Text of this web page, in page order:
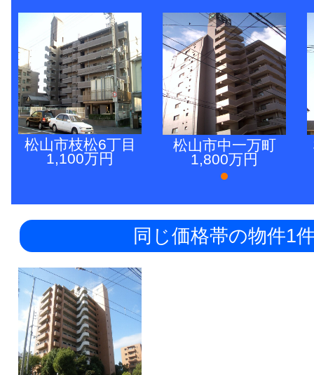
松山市枝松6丁目
1,100万円
松山市中一万町
1,800万円
同じ価格帯の物件1